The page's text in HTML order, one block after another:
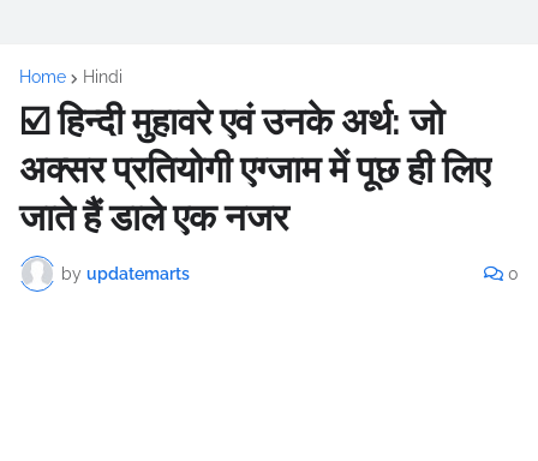
Home Hindi
☑️ हिन्दी मुहावरे एवं उनके अर्थ: जो
अक्सर प्रतियोगी एग्जाम में पूछ ही लिए
जाते हैं डाले एक नजर
by updatemarts 0